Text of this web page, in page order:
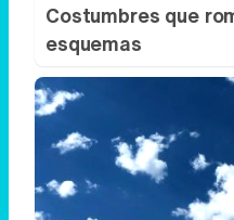
Costumbres que
esquemas